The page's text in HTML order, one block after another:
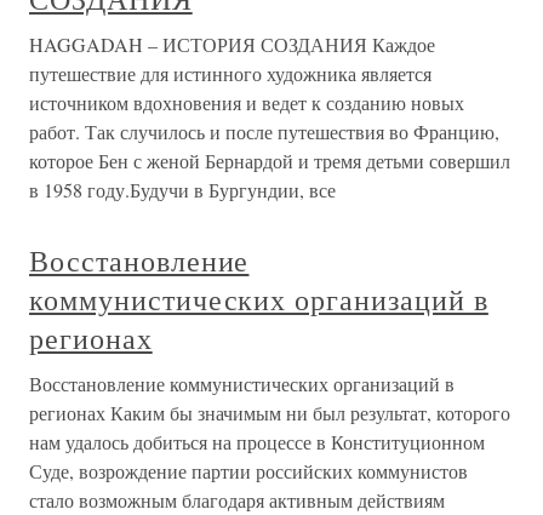
HAGGADAH – ИСТОРИЯ СОЗДАНИЯ Каждое
путешествие для истинного художника является
источником вдохновения и ведет к созданию новых
работ. Так случилось и после путешествия во Францию,
которое Бен с женой Бернардой и тремя детьми совершил
в 1958 году.Будучи в Бургундии, все
Восстановление
коммунистических организаций в
регионах
Восстановление коммунистических организаций в
регионах Каким бы значимым ни был результат, которого
нам удалось добиться на процессе в Конституционном
Суде, возрождение партии российских коммунистов
стало возможным благодаря активным действиям